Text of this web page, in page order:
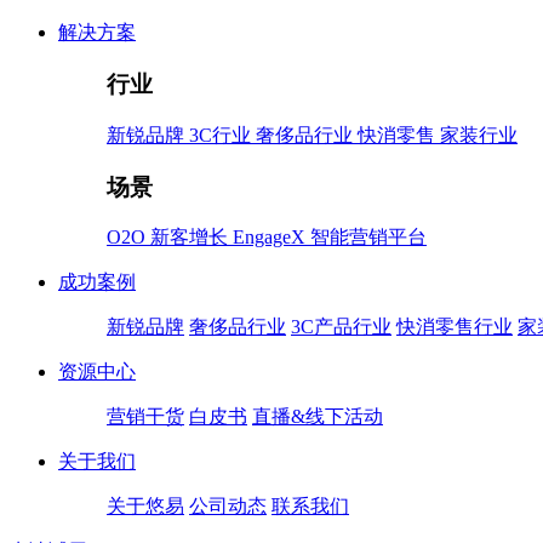
解决方案
行业
新锐品牌 3C行业 奢侈品行业 快消零售 家装行业
场景
O2O 新客增长 EngageX 智能营销平台
成功案例
新锐品牌 奢侈品行业 3C产品行业 快消零售行业 家
资源中心
营销干货 白皮书 直播&线下活动
关于我们
关于悠易 公司动态 联系我们